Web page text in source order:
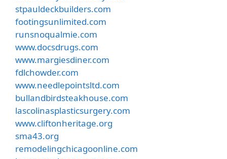
stpauldeckbuilders.com
footingsunlimited.com
runsnoqualmie.com
www.docsdrugs.com
www.margiesdiner.com
fdlchowder.com
www.needlepointsltd.com
bullandbirdsteakhouse.com
lascolinasplasticsurgery.com
www.cliftonheritage.org
sma43.org
remodelingchicagoonline.com